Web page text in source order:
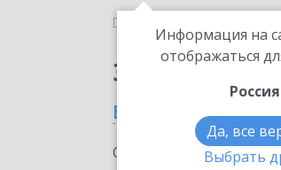
Информация на
отображаться
Россия
Да, все
Выбрать
Главная
Заказать
в
Ознакомьтесь с